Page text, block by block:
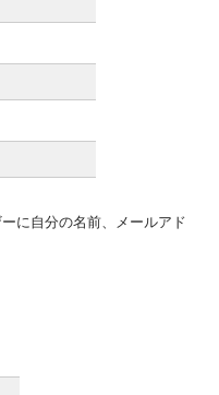
に自分の名前、メールアド